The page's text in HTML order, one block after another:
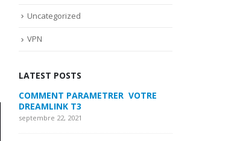
Uncategorized
VPN
LATEST POSTS
MYTVONLINE2 :CONFIGURATION ET
VERROUILLAGE DES FAVORIS AVEC
LA FORMULER Z8 ET Z ALPHA